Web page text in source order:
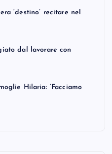
‘destino’ recitare nel
dal lavorare con
Hilaria: ‘Facciamo